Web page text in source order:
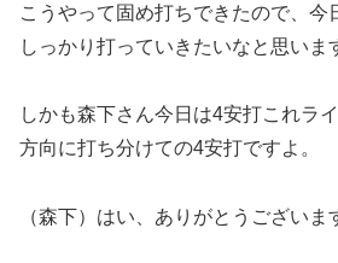
こうやって固め打ちできたので、今
しっかり打っていきたいなと思いま
しかも森下さん今日は4安打これラ
方向に打ち分けての4安打ですよ。
（森下）はい、ありがとうございま